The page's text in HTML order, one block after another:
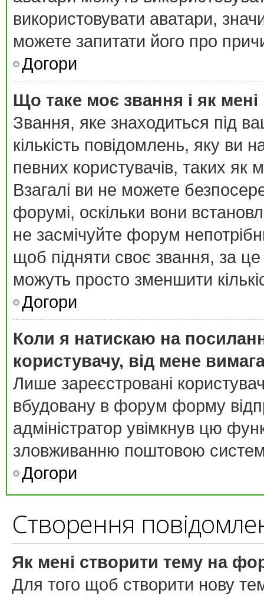
використовувати аватари,
можете запитати його про
Догори
Що таке моє звання і як мені
Звання, яке знаходиться під
кількість повідомлень, яку ви
певних користувачів, таких як
Взагалі ви не можете
форумі, оскільки вони
не засмічуйте форум
щоб підняти своє звання, за
можуть просто зменшити
Догори
Коли я натискаю на
користувачу, від мене
Лише зареєстровані
вбудовану в форум форму
адміністратор увімкнув цю
зловживанню поштовою
Догори
Створення
Як мені створити тему на
Для того щоб створити нову